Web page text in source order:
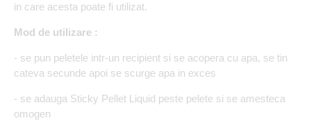
in care acesta poate fi utilizat.
Mod de utilizare :
- se pun peletele intr-un recipient si se acopera cu apa, se tin
cateva secunde apoi se scurge apa in exces
- se adauga Sticky Pellet Liquid peste pelete si se amesteca
omogen